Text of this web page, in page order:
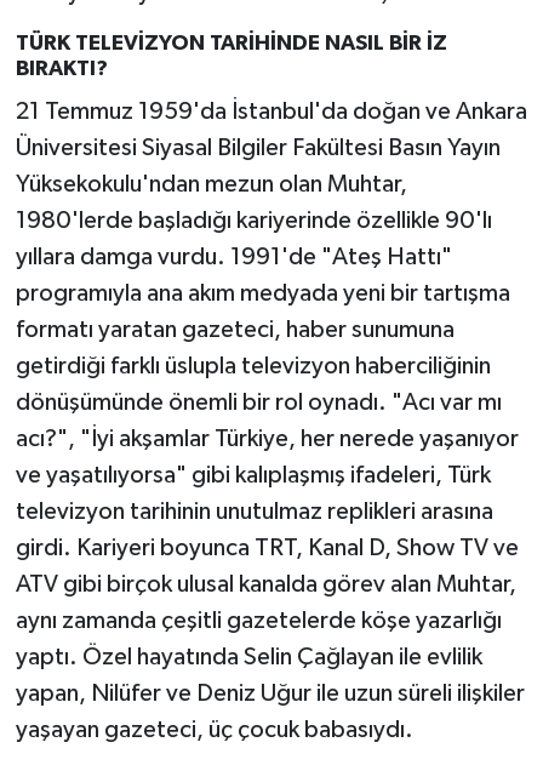
TÜRK TELEVİZYON TARİHİNDE NASIL BİR İZ
BIRAKTI?
21 Temmuz 1959'da İstanbul'da doğan ve Ankara
Üniversitesi Siyasal Bilgiler Fakültesi Basın Yayın
Yüksekokulu'ndan mezun olan Muhtar,
1980'lerde başladığı kariyerinde özellikle 90'lı
yıllara damga vurdu. 1991'de "Ateş Hattı"
programıyla ana akım medyada yeni bir tartışma
formatı yaratan gazeteci, haber sunumuna
getirdiği farklı üslupla televizyon haberciliğinin
dönüşümünde önemli bir rol oynadı. "Acı var mı
acı?", "İyi akşamlar Türkiye, her nerede yaşanıyor
ve yaşatılıyorsa" gibi kalıplaşmış ifadeleri, Türk
televizyon tarihinin unutulmaz replikleri arasına
girdi. Kariyeri boyunca TRT, Kanal D, Show TV ve
ATV gibi birçok ulusal kanalda görev alan Muhtar,
aynı zamanda çeşitli gazetelerde köşe yazarlığı
yaptı. Özel hayatında Selin Çağlayan ile evlilik
yapan, Nilüfer ve Deniz Uğur ile uzun süreli ilişkiler
yaşayan gazeteci, üç çocuk babasıydı.